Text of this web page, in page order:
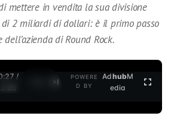
mettere in vendita la sua divisione
2 miliardi di dollari: è il primo passo
di Round Rock.
/
3:35
POWERE
D BY
AdhubM
edia